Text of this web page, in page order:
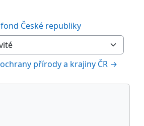
České republiky
přírody a krajiny ČR →